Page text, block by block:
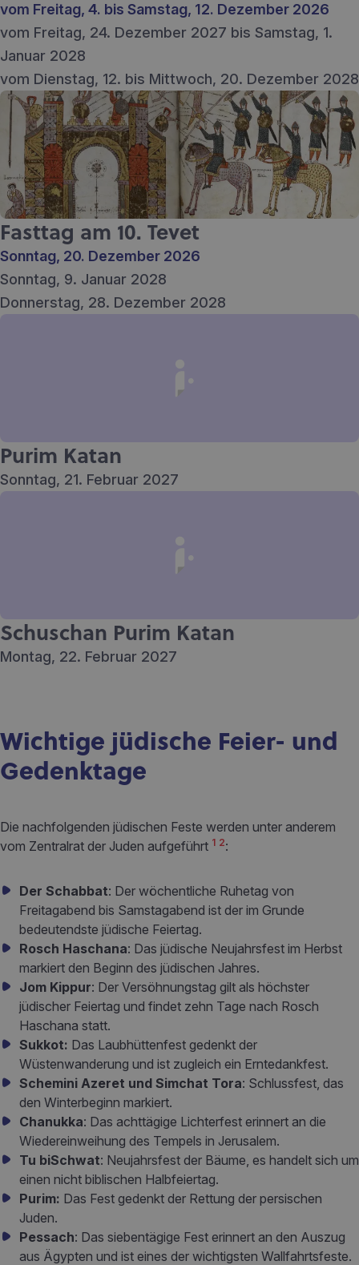
vom Freitag, 4. bis Samstag, 12. Dezember 2026
vom Freitag, 24. Dezember 2027 bis Samstag, 1.
Januar 2028
vom Dienstag, 12. bis Mittwoch, 20. Dezember 2028
Fasttag am 10. Tevet
Sonntag, 20. Dezember 2026
Sonntag, 9. Januar 2028
Donnerstag, 28. Dezember 2028
Purim Katan
Sonntag, 21. Februar 2027
Schuschan Purim Katan
Montag, 22. Februar 2027
Wichtige jüdische Feier- und
Gedenktage
Die nachfolgenden jüdischen Feste werden unter anderem
vom Zentralrat der Juden aufgeführt 1 2:
Der Schabbat: Der wöchentliche Ruhetag von
Freitagabend bis Samstagabend ist der im Grunde
bedeutendste jüdische Feiertag.
Rosch Haschana: Das jüdische Neujahrsfest im Herbst
markiert den Beginn des jüdischen Jahres.
Jom Kippur: Der Versöhnungstag gilt als höchster
jüdischer Feiertag und findet zehn Tage nach Rosch
Haschana statt.
Sukkot: Das Laubhüttenfest gedenkt der
Wüstenwanderung und ist zugleich ein Erntedankfest.
Schemini Azeret und Simchat Tora: Schlussfest, das
den Winterbeginn markiert.
Chanukka: Das achttägige Lichterfest erinnert an die
Wiedereinweihung des Tempels in Jerusalem.
Tu biSchwat: Neujahrsfest der Bäume, es handelt sich um
einen nicht biblischen Halbfeiertag.
Purim: Das Fest gedenkt der Rettung der persischen
Juden.
Pessach: Das siebentägige Fest erinnert an den Auszug
aus Ägypten und ist eines der wichtigsten Wallfahrtsfeste.